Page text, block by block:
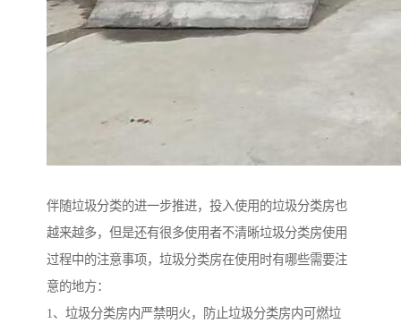
伴随垃圾分类的进一步推进，投入使用的垃圾分类房也
越来越多，但是还有很多使用者不清晰垃圾分类房使用
过程中的注意事项，垃圾分类房在使用时有哪些需要注
意的地方：
1、垃圾分类房内严禁明火，防止垃圾分类房内可燃垃